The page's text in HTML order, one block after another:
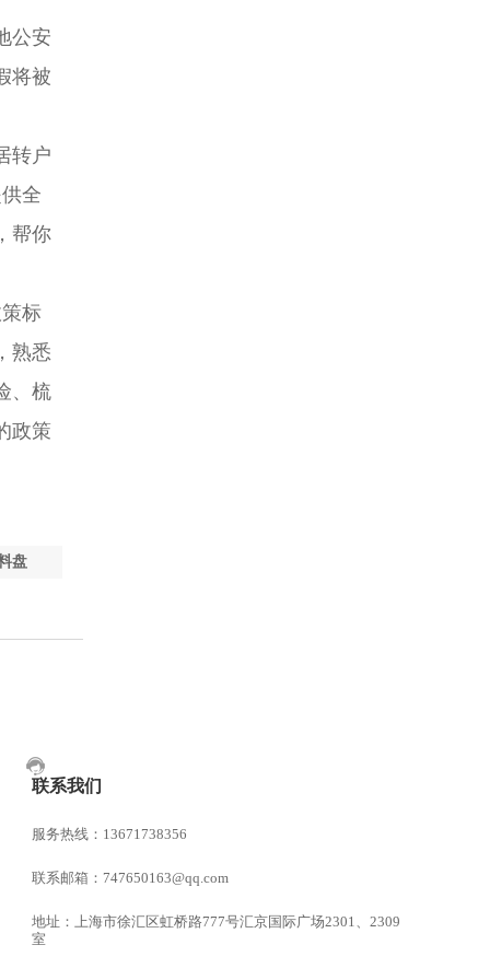
公安
将被
转户
全
帮你
标
熟悉
、梳
政策
盘
联系我们
服务热线：13671738356
联系邮箱：747650163@qq.com
地址：上海市徐汇区虹桥路777号汇京国际广场2301、2309
室